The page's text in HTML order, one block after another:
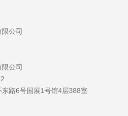
公司
公司
路6号国展1号馆4层388室